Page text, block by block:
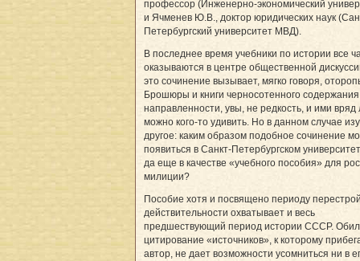
профессор (Инженерно-экономический
и Ячменев Ю.В., доктор юридических наук
Петербургский университет МВД).
В последнее время учебники по истории все
оказываются в центре общественной
это сочинение вызывает, мягко говоря,
Брошюры и книги черносотенного
направленности, увы, не редкость, и ими вряд
можно кого-то удивить. Но в данном случае
другое: каким образом подобное сочинение
появиться в Санкт-Петербургском
да еще в качестве «учебного пособия» для
милиции?
Пособие хотя и посвящено периоду
действительности охватывает и весь
предшествующий период истории СССР.
цитирование «источников», к которому
автор, не дает возможности усомниться ни в